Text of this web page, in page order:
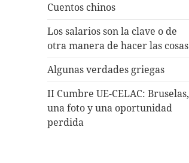
Cuentos chinos
Los salarios son la clave o de
otra manera de hacer las cosas
Algunas verdades griegas
II Cumbre UE-CELAC: Bruselas,
una foto y una oportunidad
perdida